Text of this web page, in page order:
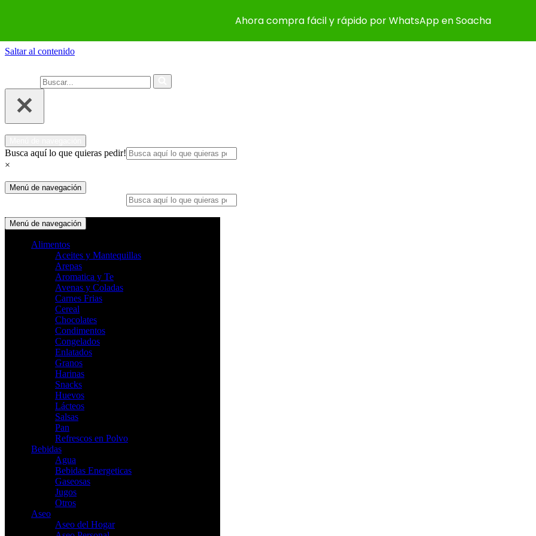
Saltar al contenido
Busca aquí lo que quieras pedir!
×
Menú de navegación
Menú de navegación
Alimentos
Aceites y Mantequillas
Arepas
Aromatica y Te
Avenas y Coladas
Carnes Frias
Cereal
Chocolates
Condimentos
Congelados
Enlatados
Granos
Harinas
Snacks
Huevos
Lácteos
Salsas
Pan
Refrescos en Polvo
Bebidas
Agua
Bebidas Energeticas
Gaseosas
Jugos
Otros
Aseo
Aseo del Hogar
Ahora compra fácil y rápido por WhatsApp en Soacha